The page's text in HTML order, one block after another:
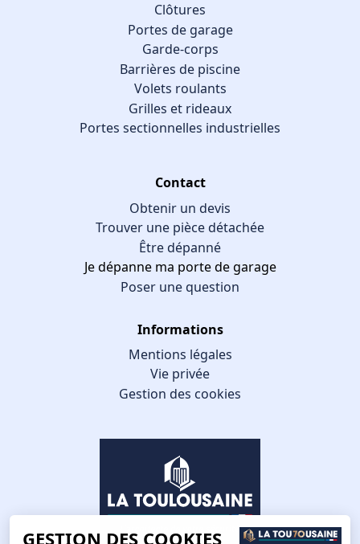
Clôtures
Portes de garage
Garde-corps
Barrières de piscine
Volets roulants
Grilles et rideaux
Portes sectionnelles industrielles
Contact
Obtenir un devis
Trouver une pièce détachée
Être dépanné
Je dépanne ma porte de garage
Poser une question
Informations
Mentions légales
Vie privée
Gestion des cookies
GESTION DES COOKIES